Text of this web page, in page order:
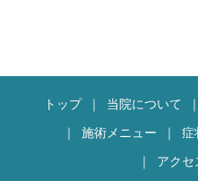
トップ 当院について
施術メニュー
症
アクセ